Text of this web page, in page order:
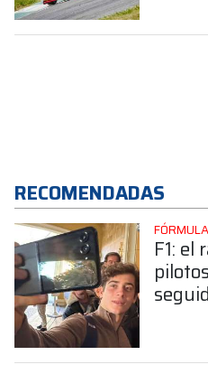
RECOMENDADAS
F1: el